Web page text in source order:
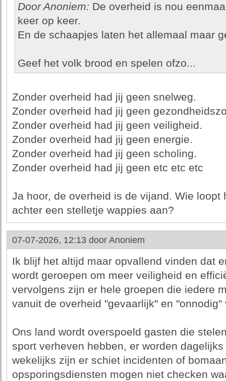
Door Anoniem: De overheid is nou
keer op keer.
En de schaapjes laten het allemaal maar
Geef het volk brood en spelen ofzo...
Zonder overheid had jij geen snelweg.
Zonder overheid had jij geen
Zonder overheid had jij geen veiligheid.
Zonder overheid had jij geen energie.
Zonder overheid had jij geen scholing.
Zonder overheid had jij geen etc etc etc
Ja hoor, de overheid is de vijand. Wie loopt
achter een stelletje wappies aan?
07-07-2026, 12:13 door Anoniem
Ik blijf het altijd maar opvallend vinden dat
wordt geroepen om meer veiligheid en
vervolgens zijn er hele groepen die iedere
vanuit de overheid "gevaarlijk" en "onnodig"
Ons land wordt overspoeld gasten die
sport verheven hebben, er worden
wekelijks zijn er schiet incidenten of
opsporingsdiensten mogen niet checken